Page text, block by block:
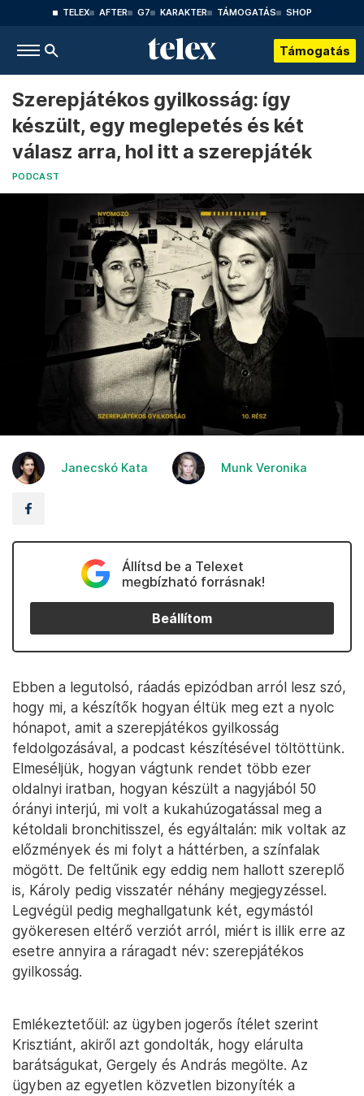
TELEX AFTER G7 KARAKTER TÁMOGATÁS SHOP
Támogatás
Szerepjátékos gyilkosság: így
készült, egy meglepetés és két
válasz arra, hol itt a szerepjáték
PODCAST
Janecskó Kata Munk Veronika
Állítsd be a Telexet
megbízható forrásnak!
Beállítom
Ebben a legutolsó, ráadás epizódban arról lesz szó,
hogy mi, a készítők hogyan éltük meg ezt a nyolc
hónapot, amit a szerepjátékos gyilkosság
feldolgozásával, a podcast készítésével töltöttünk.
Elmeséljük, hogyan vágtunk rendet több ezer
oldalnyi iratban, hogyan készült a nagyjából 50
órányi interjú, mi volt a kukahúzogatással meg a
kétoldali bronchitisszel, és egyáltalán: mik voltak az
előzmények és mi folyt a háttérben, a színfalak
mögött. De feltűnik egy eddig nem hallott szereplő
is, Károly pedig visszatér néhány megjegyzéssel.
Legvégül pedig meghallgatunk két, egymástól
gyökeresen eltérő verziót arról, miért is illik erre az
esetre annyira a ráragadt név: szerepjátékos
gyilkosság.
Emlékeztetőül: az ügyben jogerős ítélet szerint
Krisztiánt, akiről azt gondolták, hogy elárulta
barátságukat, Gergely és András megölte. Az
ügyben az egyetlen közvetlen bizonyíték a